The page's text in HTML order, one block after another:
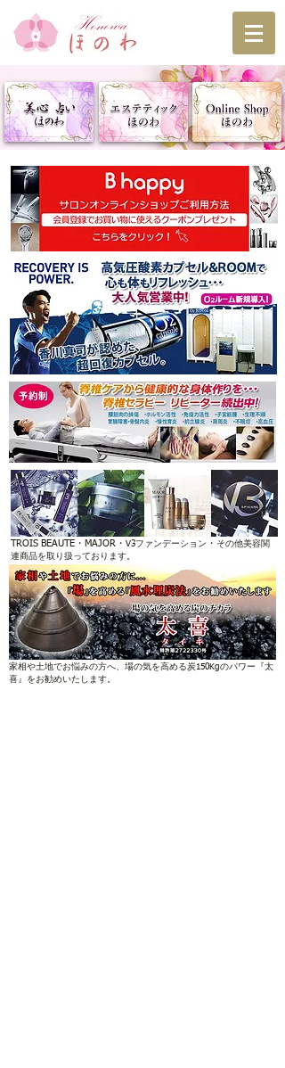
TROIS BEAUTE ・ MAJOR ・ V3ファンデーション ・ その他美容関
連商品を取り扱っております。
家相や土地でお悩みの方へ、場の気を高める炭150Kgのパワー『太
喜』をお勧めいたします。